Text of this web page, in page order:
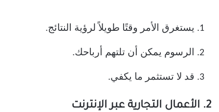
يستغرق الأمر وقتًا طويلاً لرؤية النتائج.
الرسوم يمكن أن تلتهم أرباحك.
قد لا تستثمر ما يكفي.
2. الأعمال التجارية عبر الإنترنت